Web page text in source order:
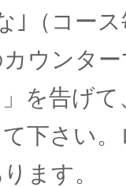
｣（コー
ウンタ
を告げ
下さい
ます。